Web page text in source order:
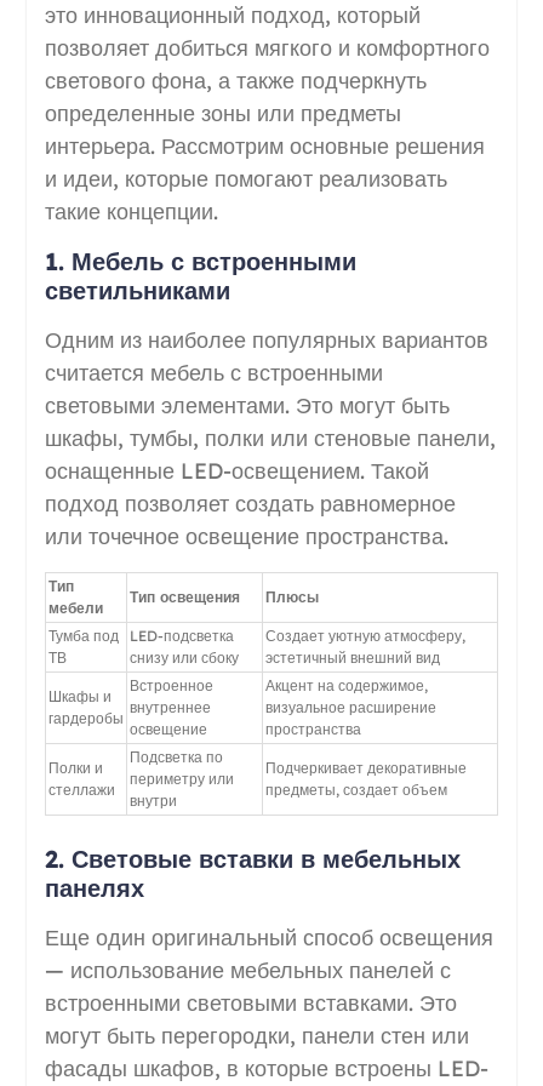
это инновационный подход, который
позволяет добиться мягкого и комфортного
светового фона, а также подчеркнуть
определенные зоны или предметы
интерьера. Рассмотрим основные решения
и идеи, которые помогают реализовать
такие концепции.
1. Мебель с встроенными
светильниками
Одним из наиболее популярных вариантов
считается мебель с встроенными
световыми элементами. Это могут быть
шкафы, тумбы, полки или стеновые панели,
оснащенные LED-освещением. Такой
подход позволяет создать равномерное
или точечное освещение пространства.
Тип
мебели
Тип освещения Плюсы
Тумба под
ТВ
LED-подсветка
снизу или сбоку
Создает уютную атмосферу,
эстетичный внешний вид
Шкафы и
гардеробы
Встроенное
внутреннее
освещение
Акцент на содержимое,
визуальное расширение
пространства
Полки и
стеллажи
Подсветка по
периметру или
внутри
Подчеркивает декоративные
предметы, создает объем
2. Световые вставки в мебельных
панелях
Еще один оригинальный способ освещения
— использование мебельных панелей с
встроенными световыми вставками. Это
могут быть перегородки, панели стен или
фасады шкафов, в которые встроены LED-